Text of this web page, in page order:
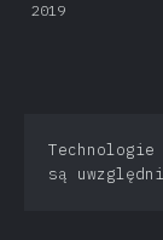
2019
są